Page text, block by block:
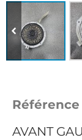
AVANT